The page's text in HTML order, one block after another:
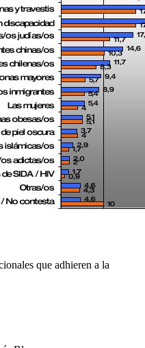
que adhieren a la